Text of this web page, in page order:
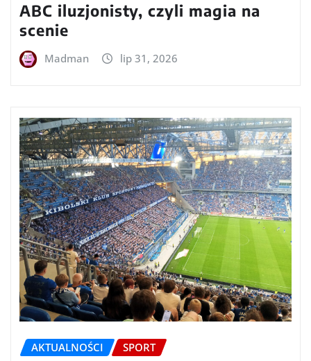
ABC iluzjonisty, czyli magia na
scenie
Madman lip 31, 2026
AKTUALNOŚCI SPORT